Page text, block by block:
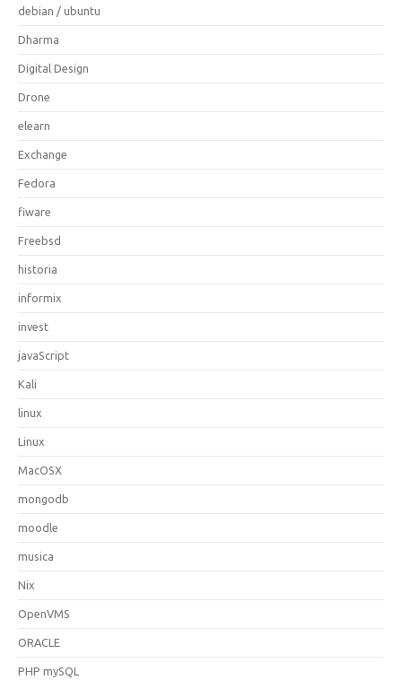
debian / ubuntu
Dharma
Digital Design
Drone
elearn
Exchange
Fedora
fiware
Freebsd
historia
informix
invest
javaScript
Kali
linux
Linux
MacOSX
mongodb
moodle
musica
Nix
OpenVMS
ORACLE
PHP mySQL